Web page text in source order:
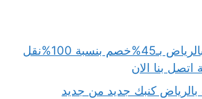
شركة نقل عفش بالرياض بـ45%خصم بنسبة 100%نقل
اتصل بنا الان
كنبك جديد من جديد